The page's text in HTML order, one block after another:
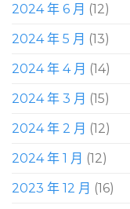
2024 年 6 月 (12)
2024 年 5 月 (13)
2024 年 4 月 (14)
2024 年 3 月 (15)
2024 年 2 月 (12)
2024 年 1 月 (12)
2023 年 12 月 (16)